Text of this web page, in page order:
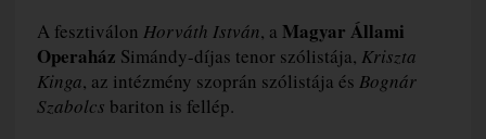
A fesztiválon Horváth István, a Magyar Állami
Operaház Simándy-díjas tenor szólistája, Kriszta
Kinga, az intézmény szoprán szólistája és Bognár
Szabolcs bariton is fellép.